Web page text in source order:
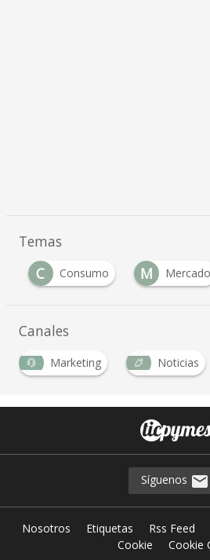
Temas
C Consumo M Mercado
Canales
Marketing Noticias
Síguenos
Nosotros Etiquetas Rss Feed
Cookie
Cookie